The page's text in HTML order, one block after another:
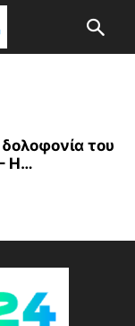
του
Η…